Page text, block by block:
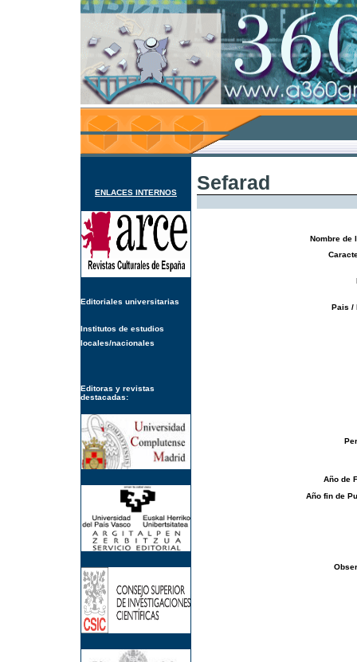
ENLACES INTERNOS
Editoriales universitarias
Institutos de estudios
locales/nacionales
Editoras y revistas
destacadas:
Sefarad
Nombre de
Pais /
Año de
Año fin de